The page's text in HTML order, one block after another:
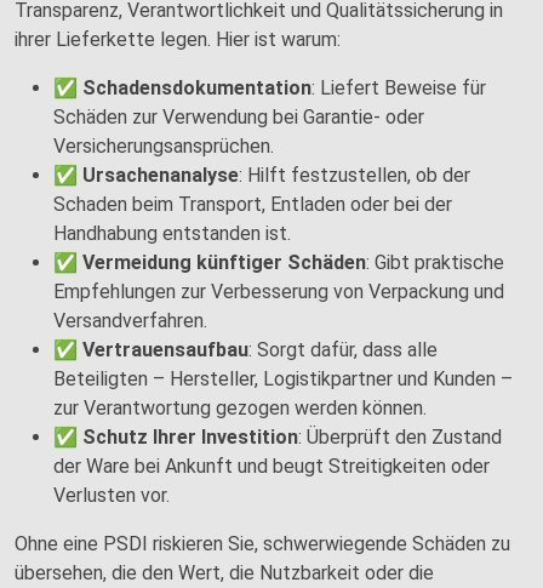
Transparenz, Verantwortlichkeit und Qualitätssicherung in
ihrer Lieferkette legen. Hier ist warum:
✅ Schadensdokumentation: Liefert Beweise für
Schäden zur Verwendung bei Garantie- oder
Versicherungsansprüchen.
✅ Ursachenanalyse: Hilft festzustellen, ob der
Schaden beim Transport, Entladen oder bei der
Handhabung entstanden ist.
✅ Vermeidung künftiger Schäden: Gibt praktische
Empfehlungen zur Verbesserung von Verpackung und
Versandverfahren.
✅ Vertrauensaufbau: Sorgt dafür, dass alle
Beteiligten – Hersteller, Logistikpartner und Kunden –
zur Verantwortung gezogen werden können.
✅ Schutz Ihrer Investition: Überprüft den Zustand
der Ware bei Ankunft und beugt Streitigkeiten oder
Verlusten vor.
Ohne eine PSDI riskieren Sie, schwerwiegende Schäden zu
übersehen, die den Wert, die Nutzbarkeit oder die